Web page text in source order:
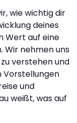
wie wichtig dir
deines
Wert auf eine
Wir nehmen uns
verstehen und
Vorstellungen
und
weißt, was auf